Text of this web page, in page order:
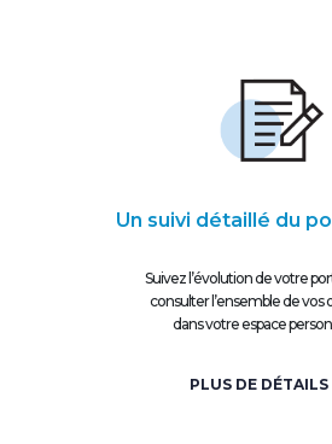
Un suivi détaillé du
Suivez l’évolution de votre
consulter l’ensemble de vos
dans votre espace
PLUS DE DÉTAILS